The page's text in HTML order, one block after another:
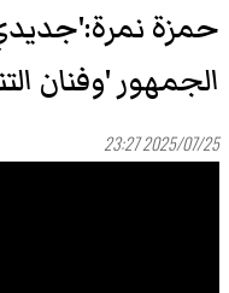
حمزة
الجمهور 'وفنان
2025/07/25 23:27